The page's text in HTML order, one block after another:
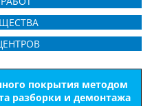
покрытия методом
разборки и демонтажа